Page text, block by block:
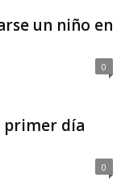
un niño en
0
primer día
0